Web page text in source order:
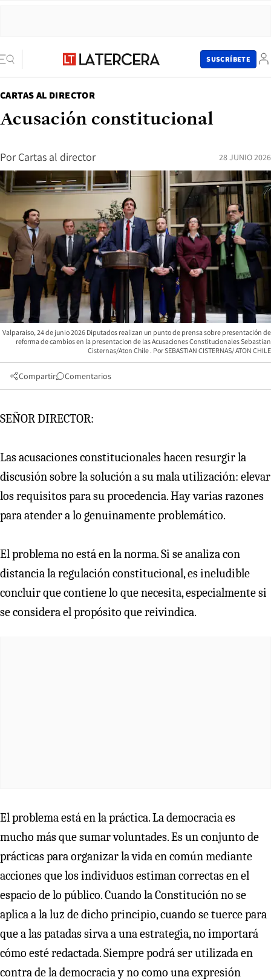
SUSCRÍBETE
CARTAS AL DIRECTOR
Acusación constitucional
Por Cartas al director 28 JUNIO 2026
Valparaiso, 24 de junio 2026 Diputados realizan un punto de prensa sobre presentación de
reforma de cambios en la presentacion de las Acusaciones Constitucionales Sebastian
Cisternas/Aton Chile
SEBASTIAN CISTERNAS/ ATON CHILE
Compartir Comentarios
SEÑOR DIRECTOR:
Las acusaciones constitucionales hacen resurgir la
discusión sobre la solución a su mala utilización: elevar
los requisitos para su procedencia. Hay varias razones
para atender a lo genuinamente problemático.
El problema no está en la norma. Si se analiza con
distancia la regulación constitucional, es ineludible
concluir que contiene lo que necesita, especialmente si
se considera el propósito que reivindica.
El problema está en la práctica. La democracia es
mucho más que sumar voluntades. Es un conjunto de
prácticas para organizar la vida en común mediante
acciones que los individuos estiman correctas en el
espacio de lo público. Cuando la Constitución no se
aplica a la luz de dicho principio, cuando se tuerce para
que a las patadas sirva a una estrategia, no importará
cómo esté redactada. Siempre podrá ser utilizada en
contra de la democracia y no como una expresión